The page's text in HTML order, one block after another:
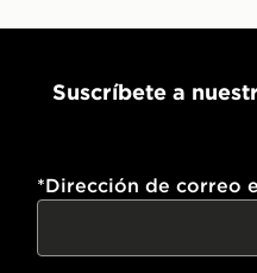
Suscríbete a
*Dirección de correo